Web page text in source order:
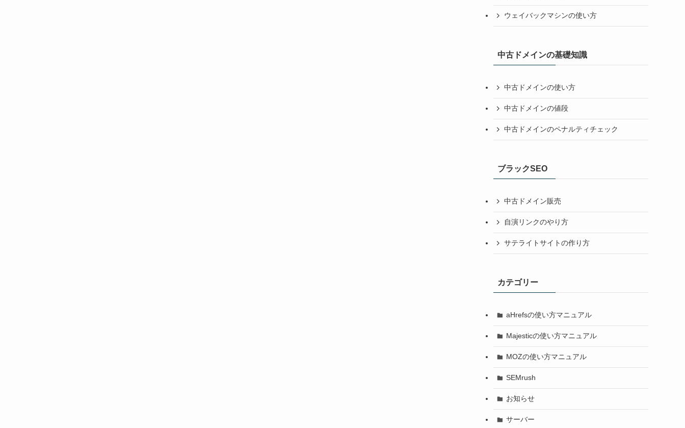
ウェイバックマシンの使い方
中古ドメインの基礎知識
中古ドメインの使い方
中古ドメインの値段
中古ドメインのペナルティチェック
ブラックSEO
中古ドメイン販売
自演リンクのやり方
サテライトサイトの作り方
カテゴリー
aHrefsの使い方マニュアル
Majesticの使い方マニュアル
MOZの使い方マニュアル
SEMrush
お知らせ
サーバー